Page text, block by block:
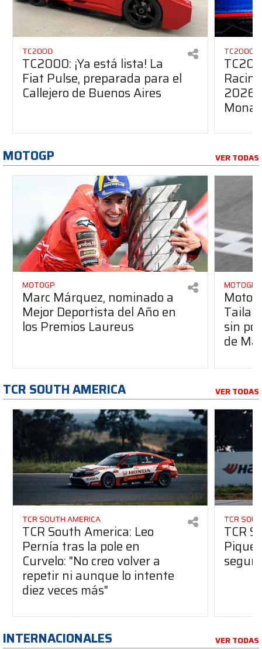
TC2000
TC2000: ¡Ya está lista! La
Fiat Pulse, preparada para el
Callejero de Buenos Aires
TC2000
2026
MOTOGP VER TODAS
MOTOGP
Marc Márquez, nominado a
Mejor Deportista del Año en
los Premios Laureus
MOTOGP
sin
de
TCR SOUTH AMERICA VER TODAS
TCR SOUTH AMERICA
TCR South America: Leo
Pernía tras la pole en
Curvelo: "No creo volver a
repetir ni aunque lo intente
diez veces más"
TCR
TCR
INTERNACIONALES VER TODAS